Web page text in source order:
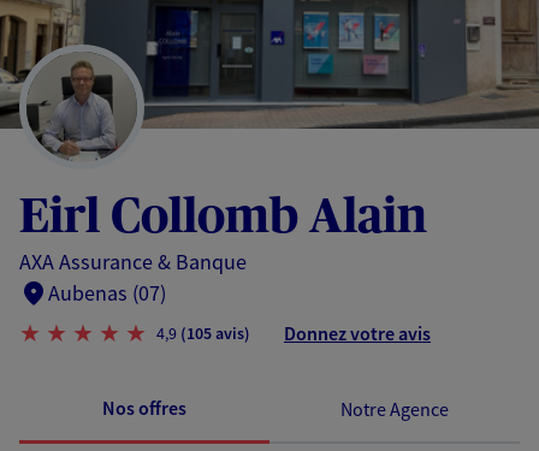
pied
de
page
Eirl Collomb Alain
AXA Assurance & Banque
Aubenas (07)
4,9 (105 avis) Donnez votre avis
Nos offres Notre Agence